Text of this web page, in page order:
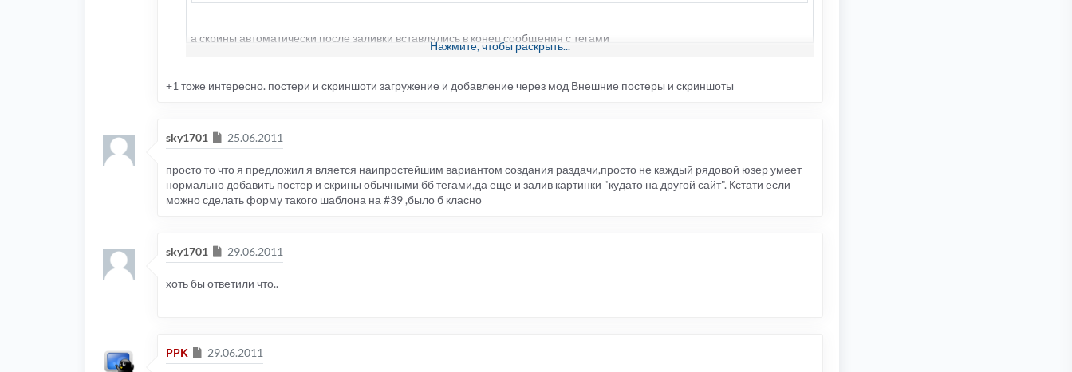
а скрины автоматически после заливки вставлялись в конец сообщения с тегами
[spoiler=Скриншоты]*сами скрины*[/spoiler]
,и я буду счастлив и благодарен тебе по гроб жизни
Нажмите, чтобы раскрыть...
+1 тоже интересно. постери и скриншоти загружение и добавление через мод Внешние постеры и скриншоты
sky1701 Сообщение
25.06.2011
просто то что я предложил я вляется наипростейшим вариантом создания раздачи,просто не каждый рядовой юзер умеет
нормально добавить постер и скрины обычными бб тегами,да еще и залив картинки "кудато на другой сайт". Кстати если
можно сделать форму такого шаблона на #39 ,было б класно
sky1701 Сообщение
29.06.2011
хоть бы ответили что..
PPK Сообщение
29.06.2011